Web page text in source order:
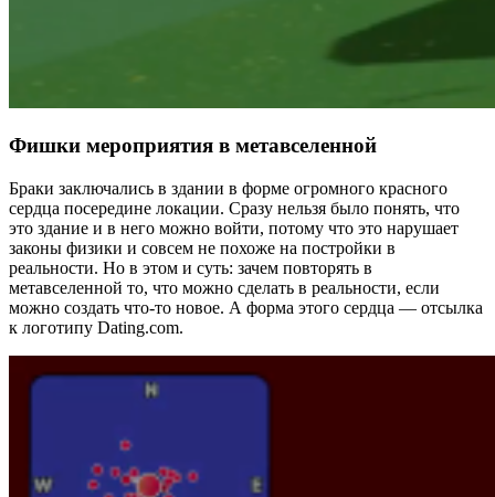
Фишки мероприятия в метавселенной
Браки заключались в здании в форме огромного красного
сердца посередине локации. Сразу нельзя было понять, что
это здание и в него можно войти, потому что это нарушает
законы физики и совсем не похоже на постройки в
реальности. Но в этом и суть: зачем повторять в
метавселенной то, что можно сделать в реальности, если
можно создать что-то новое. А форма этого сердца — отсылка
к логотипу Dating.com.